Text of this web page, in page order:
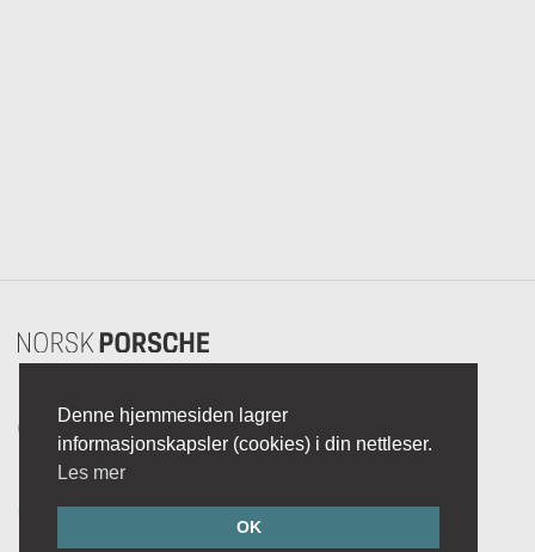
© 2018-2026
Personvern
Brukeravtale
Om Norsk Porsche
Denne hjemmesiden lagrer
informasjonskapsler (cookies) i din nettleser.
Les mer
OK